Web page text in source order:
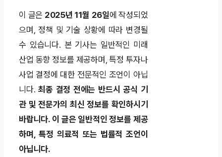
이 글은 2025년 11월 26일에 작성되었
으며, 정책 및 기술 상황에 따라 변경될
수 있습니다. 본 기사는 일반적인 미래
산업 동향 정보를 제공하며, 특정 투자나
사업 결정에 대한 전문적인 조언이 아닙
니다.최종 결정 전에는 반드시 공식 기
관 및 전문가의 최신 정보를 확인하시기
바랍니다. 이 글은 일반적인 정보를 제공
하며, 특정 의료적 또는 법률적 조언이
아닙니다.